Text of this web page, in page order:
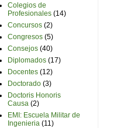
Colegios de
Profesionales (14)
Concursos (2)
Congresos (5)
Consejos (40)
Diplomados (17)
Docentes (12)
Doctorado (3)
Doctoris Honoris
Causa (2)
EMI: Escuela Militar de
Ingenieria (11)